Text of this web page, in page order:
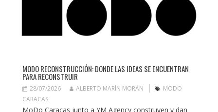
MODO RECONSTRUCCIÓN: DONDE LAS IDEAS SE ENCUENTRAN
PARA RECONSTRUIR
28/07/2026 ALBERTO MARÍN MORÁN
MODO
CARACAS
MoDo Caracas junto a YM Agency construyen y dan